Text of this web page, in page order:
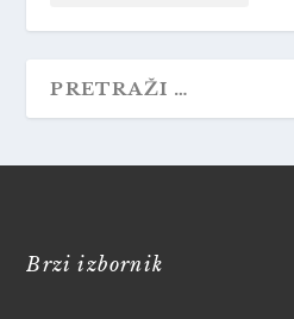
Brzi izbornik